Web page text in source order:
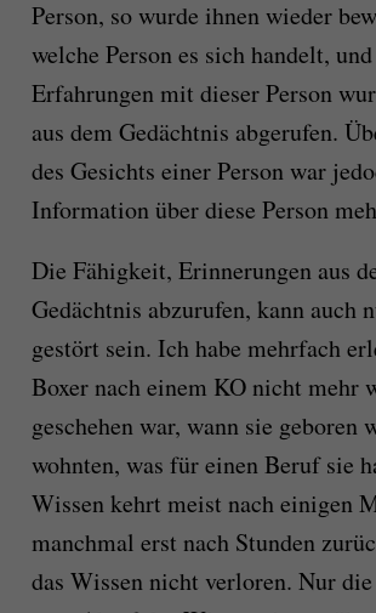
Person, so wurde ihnen wieder
welche Person es sich handelt,
Erfahrungen mit dieser Person
aus dem Gedächtnis abgerufen.
des Gesichts einer Person war
Information über diese Person
Die Fähigkeit, Erinnerungen aus
Gedächtnis abzurufen, kann auch
gestört sein. Ich habe mehrfach
Boxer nach einem KO nicht mehr
geschehen war, wann sie geboren
wohnten, was für einen Beruf sie
Wissen kehrt meist nach einigen
manchmal erst nach Stunden
das Wissen nicht verloren. Nur